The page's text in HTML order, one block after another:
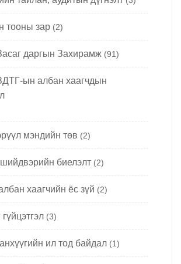
тооны зар (2)
даргын Захирамж (91)
ын албан хаагчдын
мэндийн төв (2)
биелэлт (2)
хаагчийн ёс зүй (2)
(3)
ил тод байдал (1)